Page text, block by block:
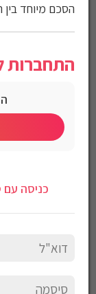
הסכם מיוחד
התחברות
כניסה
Club
מק"ט:101738
מחיר לחברי
נעלי כדורגל Nike לגברים Tiempo Legend 10 Club
עליון: סינטטי
אין לכבס, יש לנגב